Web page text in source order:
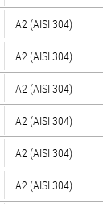
А2 (AISI 304)
А2 (AISI 304)
А2 (AISI 304)
А2 (AISI 304)
А2 (AISI 304)
А2 (AISI 304)